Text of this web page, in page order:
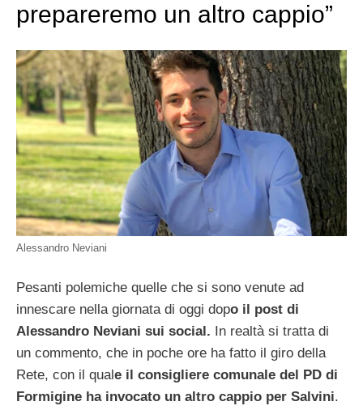
prepareremo un altro cappio”
Alessandro Neviani
Pesanti polemiche quelle che si sono venute ad
innescare nella giornata di oggi dopo il post di
Alessandro Neviani sui social. In realtà si tratta di
un commento, che in poche ore ha fatto il giro della
Rete, con il quale il consigliere comunale del PD di
Formigine ha invocato un altro cappio per Salvini.